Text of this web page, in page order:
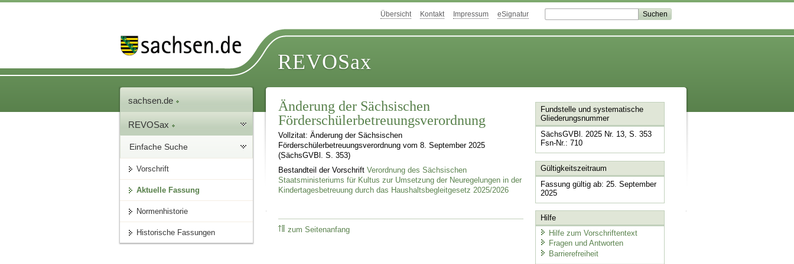
Übersicht Kontakt Impressum eSignatur
REVOSax
sachsen.de
REVOSax
Einfache Suche
Vorschrift
Aktuelle Fassung
Normenhistorie
Historische Fassungen
Änderung der Sächsischen
Förderschülerbetreuungsverordnung
Vollzitat: Änderung der Sächsischen
Förderschülerbetreuungsverordnung vom 8. September 2025
(SächsGVBl. S. 353)
Bestandteil der VorschriftVerordnung des Sächsischen
Staatsministeriums für Kultus zur Umsetzung der Neuregelungen in der
Kindertagesbetreuung durch das Haushaltsbegleitgesetz 2025/2026
zum Seitenanfang
Fundstelle und systematische
Gliederungsnummer
SächsGVBl. 2025 Nr. 13, S. 353
Fsn-Nr.: 710
Gültigkeitszeitraum
Fassung gültig ab: 25. September
2025
Hilfe
Hilfe zum Vorschriftentext
Fragen und Antworten
Barrierefreiheit